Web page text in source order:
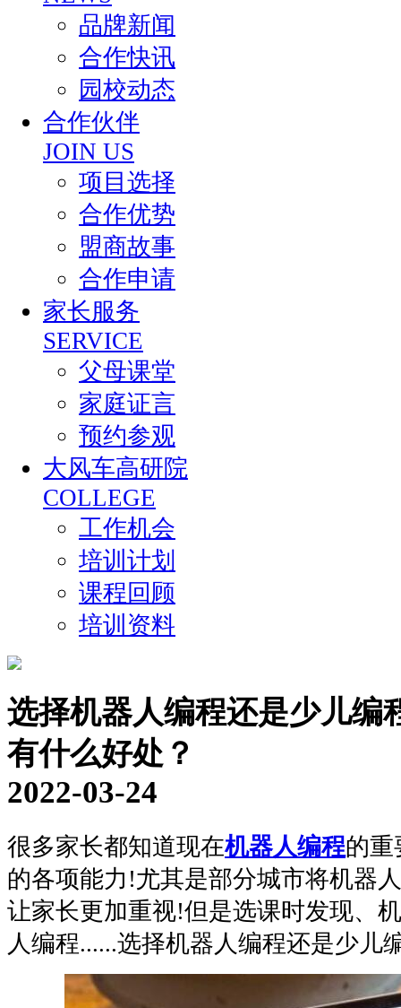
品牌新闻
合作快讯
园校动态
合作伙伴
JOIN US
项目选择
合作优势
盟商故事
合作申请
家长服务
SERVICE
父母课堂
家庭证言
预约参观
大风车高研院
COLLEGE
工作机会
培训计划
课程回顾
培训资料
选择机器人编程还是少儿编
有什么好处？
2022-03-24
很多家长都知道现在机器人编程的重
的各项能力!尤其是部分城市将机器
让家长更加重视!但是选课时发现、
人编程......选择机器人编程还是少儿